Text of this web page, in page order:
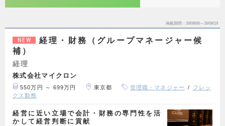
掲載期間 26/08/06～26/08/19
NEW
経理・財務（グループマネージャー候
補）
経理
株式会社マイクロン
550万円 ～ 699万円 東京都 管理職・マネジャー
フレッ
クス勤務
経営に近い立場で会計・財務の専門性を活
かして経営判断に貢献